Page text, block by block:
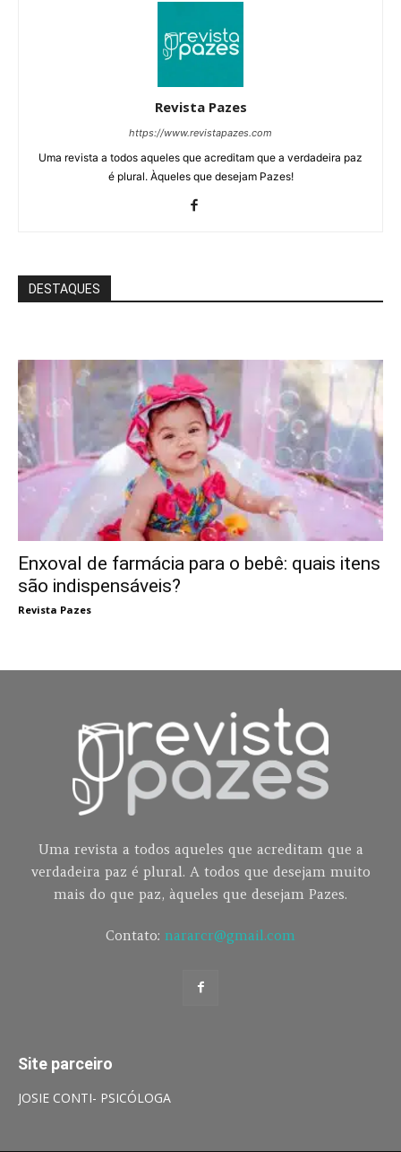
Revista Pazes
https://www.revistapazes.com
Uma revista a todos aqueles que acreditam que a verdadeira paz
é plural. Àqueles que desejam Pazes!
DESTAQUES
Enxoval de farmácia para o bebê: quais itens
são indispensáveis?
Revista Pazes
Uma revista a todos aqueles que acreditam que a
verdadeira paz é plural. A todos que desejam muito
mais do que paz, àqueles que desejam Pazes.
Contato: nararcr@gmail.com
Site parceiro
JOSIE CONTI- PSICÓLOGA